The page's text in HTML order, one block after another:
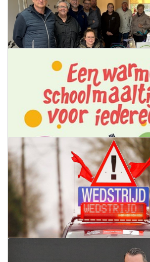
Tijdelijke
werken Koolskampstraat -
Leysafortstraat
Vijf jaar fietsbieb
01 oktober 2024